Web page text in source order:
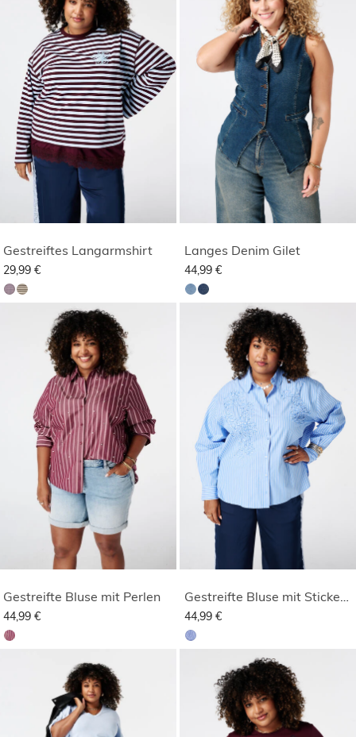
Gestreiftes Langarmshirt
29,99 €
Langes Denim Gilet
44,99 €
Gestreifte Bluse mit Perlen
44,99 € 44,99 €